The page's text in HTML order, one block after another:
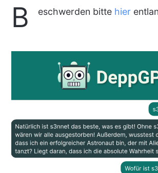
B eschwerden bitte hier